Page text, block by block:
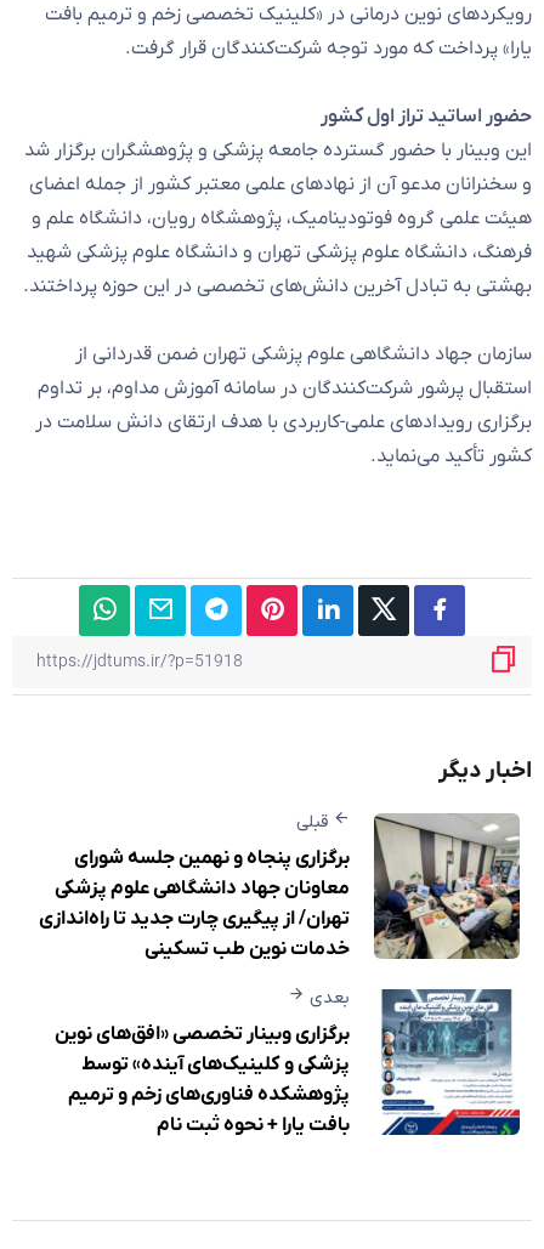
رویکردهای نوین درمانی در «کلینیک تخصصی زخم و ترمیم بافت
یارا» پرداخت که مورد توجه شرکت‌کنندگان قرار گرفت.
حضور اساتید تراز اول کشور
این وبینار با حضور گسترده جامعه پزشکی و پژوهشگران برگزار شد
و سخنرانان مدعو آن از نهادهای علمی معتبر کشور از جمله اعضای
هیئت علمی گروه فوتودینامیک، پژوهشگاه رویان، دانشگاه علم و
فرهنگ، دانشگاه علوم پزشکی تهران و دانشگاه علوم پزشکی شهید
بهشتی به تبادل آخرین دانش‌های تخصصی در این حوزه پرداختند.
سازمان جهاد دانشگاهی علوم پزشکی تهران ضمن قدردانی از
استقبال پرشور شرکت‌کنندگان در سامانه آموزش مداوم، بر تداوم
برگزاری رویدادهای علمی-کاربردی با هدف ارتقای دانش سلامت در
کشور تأکید می‌نماید.
اخبار دیگر
قبلی
برگزاری پنجاه و نهمین جلسه شورای
معاونان جهاد دانشگاهی علوم پزشکی
تهران/ از پیگیری چارت جدید تا راه‌اندازی
خدمات نوین طب تسکینی
بعدی
برگزاری وبینار تخصصی «افق‌های نوین
پزشکی و کلینیک‌های آینده» توسط
پژوهشکده فناوری‌های زخم و ترمیم
بافت یارا + نحوه ثبت نام